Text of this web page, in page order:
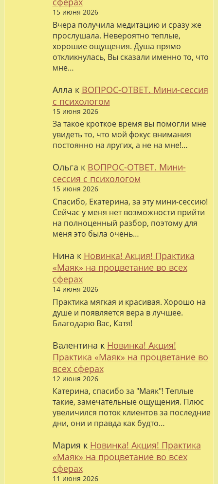
15 июня 2026
Вчера получила медитацию и сразу же
прослушала. Невероятно теплые,
хорошие ощущения. Душа прямо
откликнулась, Вы сказали именно то, что
мне…
Алла к ВОПРОС-ОТВЕТ. Мини-сессия
с психологом
15 июня 2026
За такое кроткое время вы помогли мне
увидеть то, что мой фокус внимания
постоянно на лругих, а не на мне!…
Ольга к ВОПРОС-ОТВЕТ. Мини-
сессия с психологом
15 июня 2026
Спасибо, Екатерина, за эту мини-сессию!
Сейчас у меня нет возможности прийти
на полноценный разбор, поэтому для
меня это была очень…
Нина к Новинка! Акция! Практика
«Маяк» на процветание во всех
сферах
14 июня 2026
Практика мягкая и красивая. Хорошо на
душе и появляется вера в лучшее.
Благодарю Вас, Катя!
Валентина к Новинка! Акция!
Практика «Маяк» на процветание во
всех сферах
12 июня 2026
Катерина, спасибо за "Маяк"! Теплые
такие, замечательные ощущения. Плюс
увеличился поток клиентов за последние
дни, они и правда как будто…
Мария к Новинка! Акция! Практика
«Маяк» на процветание во всех
сферах
11 июня 2026